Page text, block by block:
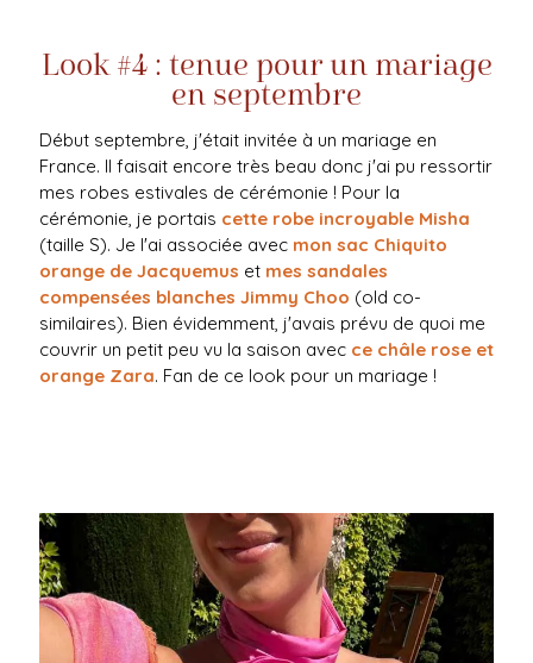
Look #4 : tenue pour un mariage
en septembre
Début septembre, j'était invitée à un mariage en
France. Il faisait encore très beau donc j'ai pu ressortir
mes robes estivales de cérémonie ! Pour la
cérémonie, je portais cette robe incroyable Misha
(taille S). Je l'ai associée avec mon sac Chiquito
orange de Jacquemus et mes sandales
compensées blanches Jimmy Choo (old co-
similaires). Bien évidemment, j'avais prévu de quoi me
couvrir un petit peu vu la saison avec ce châle rose et
orange Zara. Fan de ce look pour un mariage !